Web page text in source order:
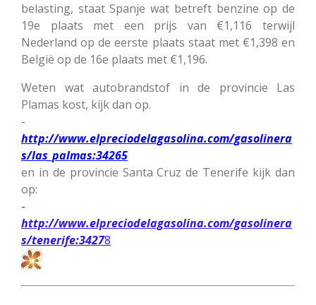
belasting, staat Spanje wat betreft benzine op de
19e plaats met een prijs van €1,116 terwijl
Nederland op de eerste plaats staat met €1,398 en
België op de 16e plaats met €1,196.
Weten wat autobrandstof in de provincie Las
Plamas kost, kijk dan op.
-
http://www.elpreciodelagasolina.com/gasolinera
s/las_palmas:34265
en in de provincie Santa Cruz de Tenerife kijk dan
op:
-
http://www.elpreciodelagasolina.com/gasolinera
s/tenerife:34278